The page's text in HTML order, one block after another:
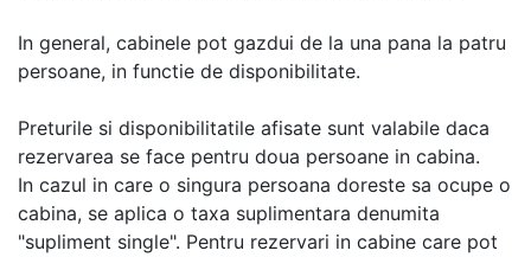
In general, cabinele pot gazdui de la una pana la patru
persoane, in functie de disponibilitate.
Preturile si disponibilitatile afisate sunt valabile daca
rezervarea se face pentru doua persoane in cabina.
In cazul in care o singura persoana doreste sa ocupe o
cabina, se aplica o taxa suplimentara denumita
"supliment single". Pentru rezervari in cabine care pot